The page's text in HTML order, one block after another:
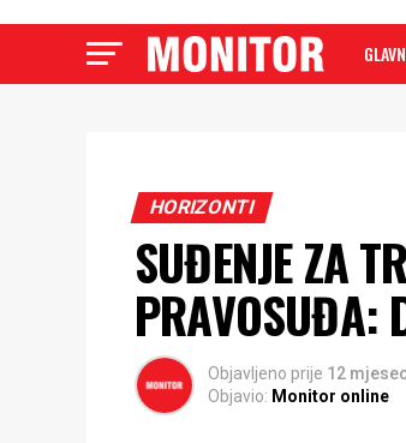
HORIZONTI
SUĐENJE ZA
Objavljeno prije 12
Objavio: Monitor online